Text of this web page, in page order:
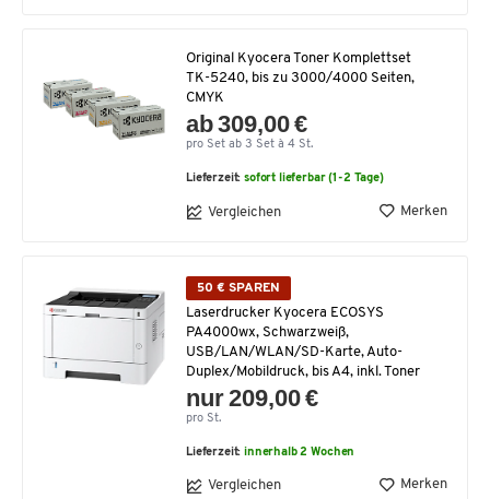
Original Kyocera Toner Komplettset
TK-5240, bis zu 3000/4000 Seiten,
CMYK
ab 309,00 €
pro Set ab 3 Set à 4 St.
Lieferzeit:sofort lieferbar (1-2 Tage)
Vergleichen Merken
50 € SPAREN
Laserdrucker Kyocera ECOSYS
PA4000wx, Schwarzweiß,
USB/LAN/WLAN/SD-Karte, Auto-
Duplex/Mobildruck, bis A4, inkl. Toner
nur 209,00 €
pro St.
Lieferzeit:innerhalb 2 Wochen
Vergleichen Merken